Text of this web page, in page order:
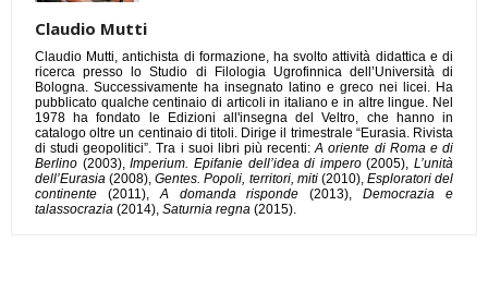
Claudio Mutti
Claudio Mutti, antichista di formazione, ha svolto attività didattica e di
ricerca presso lo Studio di Filologia Ugrofinnica dell’Università di
Bologna. Successivamente ha insegnato latino e greco nei licei. Ha
pubblicato qualche centinaio di articoli in italiano e in altre lingue. Nel
1978 ha fondato le Edizioni all'insegna del Veltro, che hanno in
catalogo oltre un centinaio di titoli. Dirige il trimestrale “Eurasia. Rivista
di studi geopolitici”. Tra i suoi libri più recenti:A oriente di Roma e di
Berlino (2003),Imperium. Epifanie dell’idea di impero(2005), L’unità
dell’Eurasia (2008),Gentes. Popoli, territori, miti(2010), Esploratori del
continente (2011),A domanda risponde (2013),Democrazia e
talassocrazia (2014), Saturnia regna (2015).